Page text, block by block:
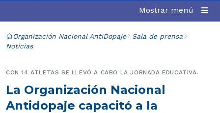
Mostrar menú
Organización Nacional AntiDopaje
Sala de prensa
Noticias
La Organización Nacional
Antidopaje capacitó a la
CON 14 ATLETAS SE LLEVÓ A CABO LA JORNADA EDUCATIVA.